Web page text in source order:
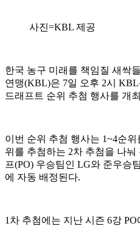
사진=KBL 제공
한국 농구 미래를 책임질 새싹
연맹(KBL)은 7일 오후 2시
드래프트 순위 추첨 행사를 개
이번 순위 추첨 행사는 1~4순
위를 추첨하는 2차 추첨을 나
프(PO) 우승팀인 LG와 준우승
에 자동 배정된다.
1차 추첨에는 지난 시즌 6강